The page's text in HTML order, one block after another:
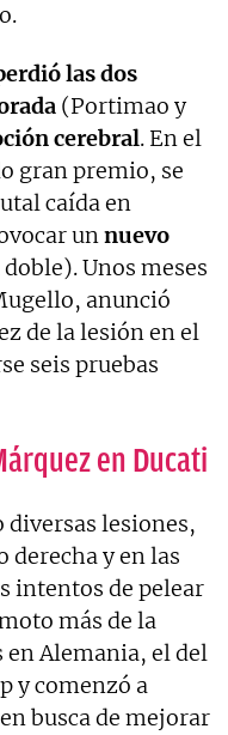
las dos
(Portimao y
cerebral. En el
gran premio, se
caída en
unnuevo
Unos meses
anunció
de la lesión en el
seis pruebas
en Ducati
diversas lesiones,
derecha y en las
intentos de pelear
más de la
en Alemania, el del
y comenzó a
busca de mejorar